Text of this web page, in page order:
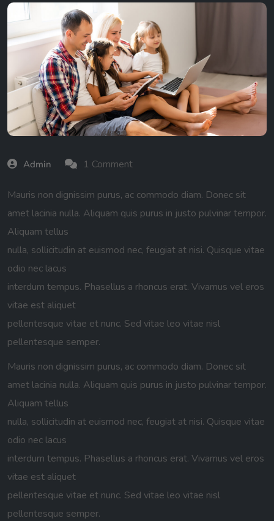
Admin 1 Comment
Mauris non dignissim purus, ac commodo diam. Donec sit
amet lacinia nulla. Aliquam quis purus in justo pulvinar tempor.
Aliquam tellus
nulla, sollicitudin at euismod nec, feugiat at nisi. Quisque vitae
odio nec lacus
interdum tempus. Phasellus a rhoncus erat. Vivamus vel eros
vitae est aliquet
pellentesque vitae et nunc. Sed vitae leo vitae nisl
pellentesque semper.
Mauris non dignissim purus, ac commodo diam. Donec sit
amet lacinia nulla. Aliquam quis purus in justo pulvinar tempor.
Aliquam tellus
nulla, sollicitudin at euismod nec, feugiat at nisi. Quisque vitae
odio nec lacus
interdum tempus. Phasellus a rhoncus erat. Vivamus vel eros
vitae est aliquet
pellentesque vitae et nunc. Sed vitae leo vitae nisl
pellentesque semper.